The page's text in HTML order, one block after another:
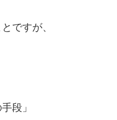
ですが、
段」